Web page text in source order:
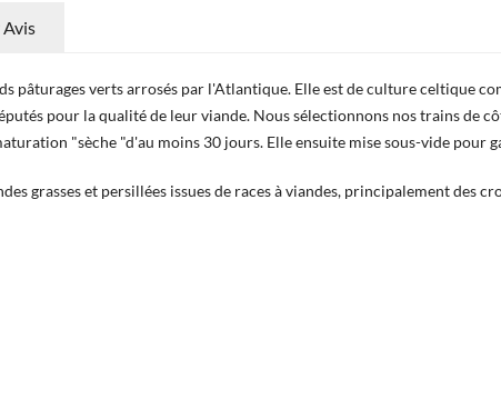
Avis
pâturages verts arrosés par l'Atlantique. Elle est de culture celtique
pour la qualité de leur viande. Nous sélectionnons nos trains de
"sèche "d'au moins 30 jours. Elle ensuite mise sous-vide pour
grasses et persillées issues de races à viandes, principalement des